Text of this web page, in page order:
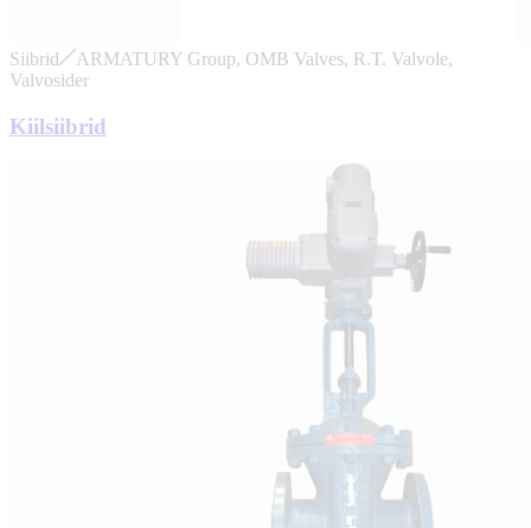
Siibrid
ARMATURY Group, OMB Valves, R.T. Valvole,
Valvosider
Kiilsiibrid